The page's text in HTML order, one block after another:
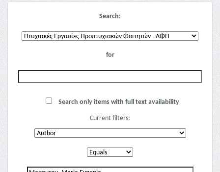
Search:
for
Search only items with full text availability
Current filters: